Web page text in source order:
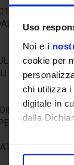
Uso
Noi e i
cookie per
chi utilizza i
digitale in
dalla
VIVO E
BENESSERE
STUDENTI
LUCI
PER LE